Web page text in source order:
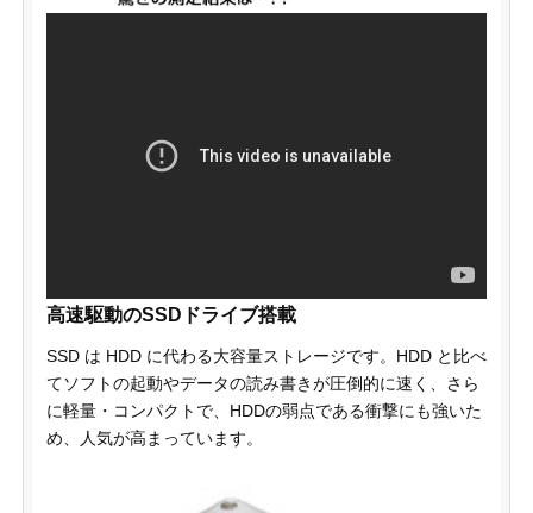
高速駆動のSSDドライブ搭載
SSD は HDD に代わる大容量ストレージです。HDD と比べ
てソフトの起動やデータの読み書きが圧倒的に速く、さら
に軽量・コンパクトで、HDDの弱点である衝撃にも強いた
め、人気が高まっています。